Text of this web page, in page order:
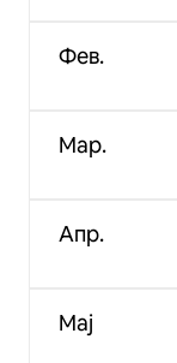
Фев.
Мар.
Апр.
Мај